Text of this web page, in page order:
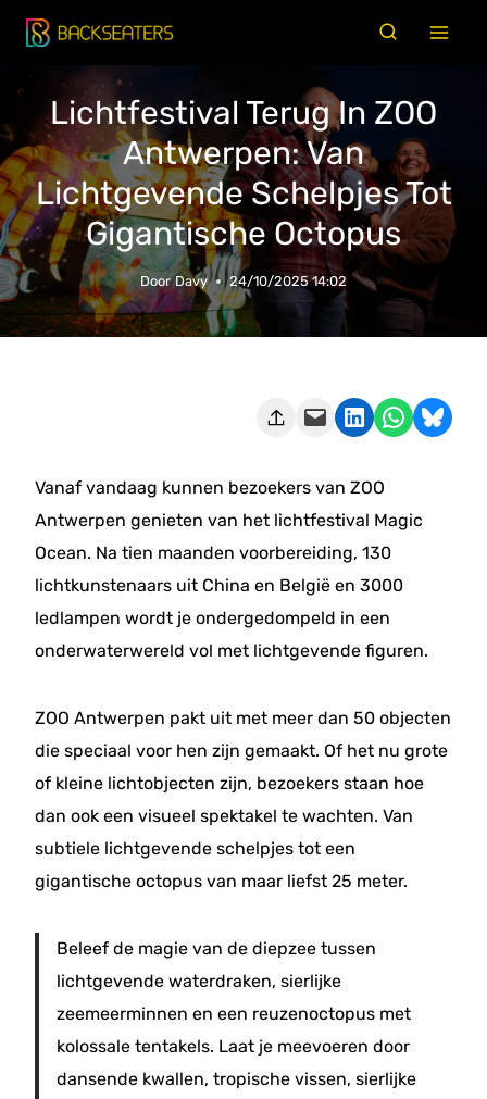
Doorgaan
naar
Lichtfestival Terug In ZOO
Antwerpen: Van
Lichtgevende Schelpjes Tot
Gigantische Octopus
Door Davy 24/10/2025 14:02
Deze pagina e-mailen Delen op LinkedIn Delen via WhatsApp Share on Bluesky
Vanaf vandaag kunnen bezoekers van ZOO
Antwerpen genieten van het lichtfestival Magic
Ocean. Na tien maanden voorbereiding, 130
lichtkunstenaars uit China en België en 3000
ledlampen wordt je ondergedompeld in een
onderwaterwereld vol met lichtgevende figuren.
ZOO Antwerpen pakt uit met meer dan 50 objecten
die speciaal voor hen zijn gemaakt. Of het nu grote
of kleine lichtobjecten zijn, bezoekers staan hoe
dan ook een visueel spektakel te wachten. Van
subtiele lichtgevende schelpjes tot een
gigantische octopus van maar liefst 25 meter.
Beleef de magie van de diepzee tussen
lichtgevende waterdraken, sierlijke
zeemeerminnen en een reuzenoctopus met
kolossale tentakels. Laat je meevoeren door
dansende kwallen, tropische vissen, sierlijke